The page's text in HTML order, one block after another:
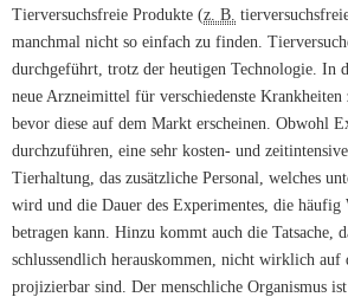
Tierversuchsfreie Produkte (z. B.
manchmal nicht so einfach zu finden.
durchgeführt, trotz der heutigen Technologie. In
neue Arzneimittel für verschiedenste Krankheiten
bevor diese auf dem Markt erscheinen. Obwohl
durchzuführen, eine sehr kosten- und
Tierhaltung, das zusätzliche Personal, welches
wird und die Dauer des Experimentes, die häufig
betragen kann. Hinzu kommt auch die Tatsache,
schlussendlich herauskommen, nicht wirklich auf
projizierbar sind. Der menschliche Organismus